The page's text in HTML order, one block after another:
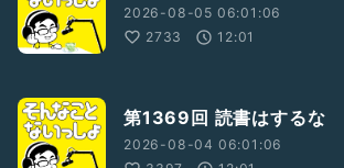
2026-08-05 06:01:06
2733
12:01
第1369回 読書はするな
2026-08-04 06:01:06